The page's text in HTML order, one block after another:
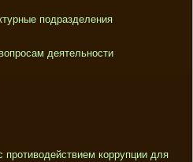
подразделения
деятельности
коррупции для